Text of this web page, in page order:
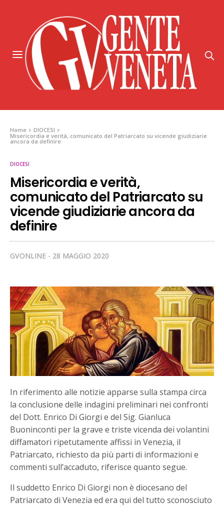
Home
DIOCESI
Misericordia e verità, comunicato del Patriarcato su vicende giudiziarie
ancora da definire
DIOCESI
Misericordia e verità,
comunicato del Patriarcato su
vicende giudiziarie ancora da
definire
GVONLINE 28 MAGGIO 2020
In riferimento alle notizie apparse sulla stampa circa
la conclusione delle indagini preliminari nei confronti
del Dott. Enrico Di Giorgi e del Sig. Gianluca
Buoninconti per la grave e triste vicenda dei volantini
diffamatori ripetutamente affissi in Venezia, il
Patriarcato, richiesto da più parti di informazioni e
commenti sull’accaduto, riferisce quanto segue.
Il suddetto Enrico Di Giorgi non è diocesano del
Patriarcato di Venezia ed era qui del tutto sconosciuto